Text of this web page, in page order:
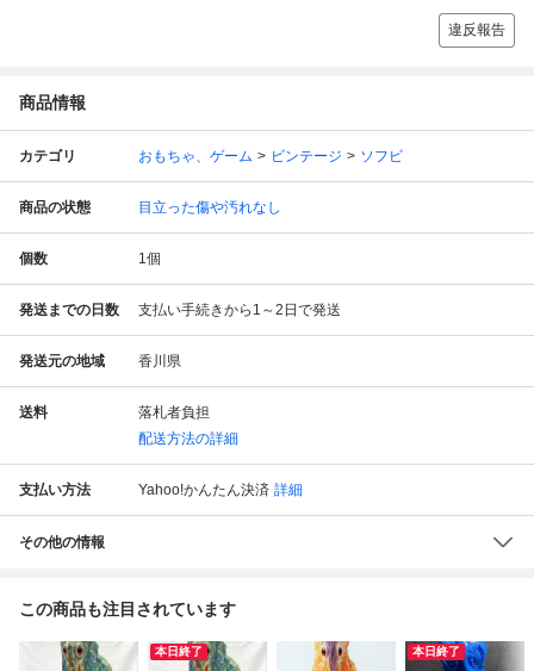
違反報告
商品情報
カテゴリ おもちゃ、ゲーム ビンテージ ソフビ
商品の状態 目立った傷や汚れなし
個数 1個
発送までの日数 支払い手続きから1～2日で発送
発送元の地域 香川県
送料
落札者負担
配送方法の詳細
支払い方法 Yahoo!かんたん決済 詳細
その他の情報
この商品も注目されています
本日終了 本日終了